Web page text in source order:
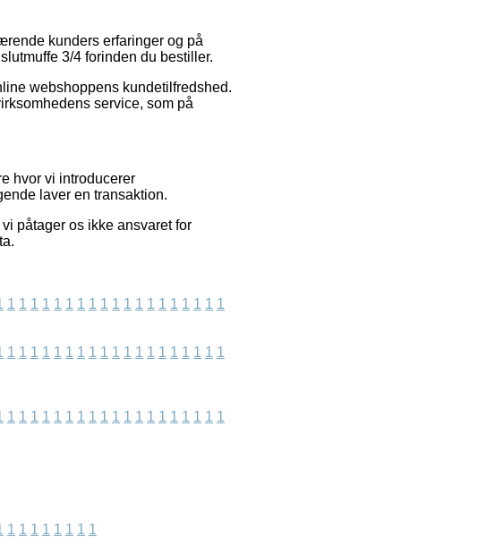
kunders erfaringer og på
3/4 forinden du bestiller.
webshoppens kundetilfredshed.
service, som på
hvor vi introducerer
laver en transaktion.
påtager os ikke ansvaret for
1 1 1 1 1 1 1 1 1 1 1 1 1 1 1 1 1 1 1
1 1 1 1 1 1 1 1 1 1 1 1 1 1 1 1 1 1 1
1 1 1 1 1 1 1 1 1 1 1 1 1 1 1 1 1 1 1
1 1 1 1 1 1 1 1